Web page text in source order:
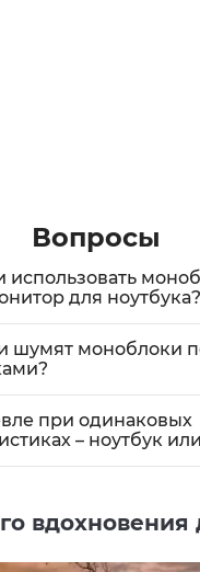
Вопросы
для ноутбука?
шумят моноблоки
при одинаковых
– ноутбук
вдохновения